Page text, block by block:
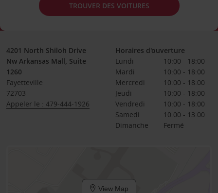
TROUVER DES VOITURES
4201 North Shiloh Drive
Nw Arkansas Mall, Suite
1260
Fayetteville
72703
Appeler le : 479-444-1926
Horaires d'ouverture
Lundi
10:00 - 18:00
Mardi
10:00 - 18:00
Mercredi
10:00 - 18:00
Jeudi
10:00 - 18:00
Vendredi
10:00 - 18:00
Samedi
10:00 - 13:00
Dimanche
Fermé
View Map